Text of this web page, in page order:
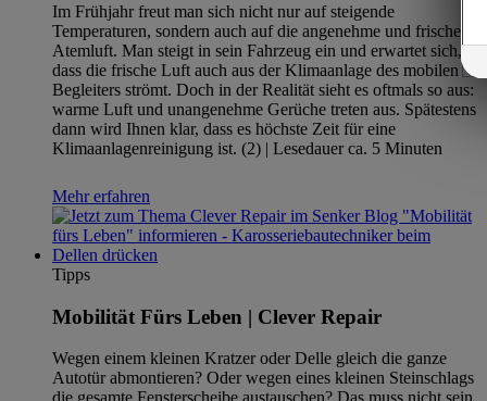
Im Frühjahr freut man sich nicht nur auf steigende
Temperaturen, sondern auch auf die angenehme und frische
Atemluft. Man steigt in sein Fahrzeug ein und erwartet sich,
dass die frische Luft auch aus der Klimaanlage des mobilen
Begleiters strömt. Doch in der Realität sieht es oftmals so aus:
warme Luft und unangenehme Gerüche treten aus. Spätestens
dann wird Ihnen klar, dass es höchste Zeit für eine
Klimaanlagenreinigung ist. (2) | Lesedauer ca. 5 Minuten
Mehr erfahren
Tipps
Mobilität Fürs Leben | Clever Repair
Wegen einem kleinen Kratzer oder Delle gleich die ganze
Autotür abmontieren? Oder wegen eines kleinen Steinschlags